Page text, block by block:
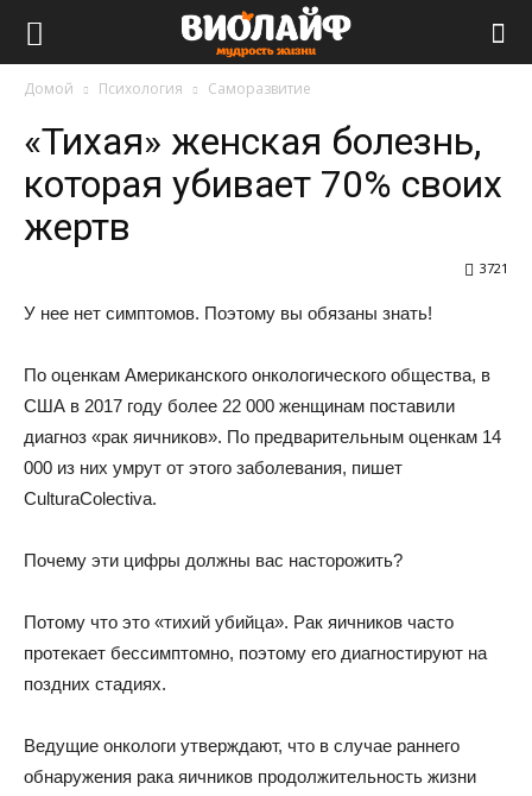
Домой Психология Саморазвитие
«Тихая» женская болезнь,
которая убивает 70% своих
жертв
3721
У нее нет симптомов. Поэтому вы обязаны знать!
По оценкам Американского онкологического общества, в
США в 2017 году более 22 000 женщинам поставили
диагноз «рак яичников». По предварительным оценкам 14
000 из них умрут от этого заболевания, пишет
CulturaColectiva.
Почему эти цифры должны вас насторожить?
Потому что это «тихий убийца». Рак яичников часто
протекает бессимптомно, поэтому его диагностируют на
поздних стадиях.
Ведущие онкологи утверждают, что в случае раннего
обнаружения рака яичников продолжительность жизни